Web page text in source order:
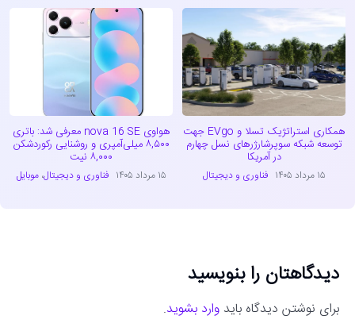
همکاری استراتژیک تسلا و EVgo جهت
توسعه شبکه سوپرشارژرهای نسل چهارم
در آمریکا
۱۵ مرداد ۱۴۰۵ فناوری و دیجیتال
هواوی nova 16 SE معرفی شد: باتری
۸,۵۰۰ میلی‌آمپری و روشنایی رکوردشکن
۸,۰۰۰ نیت
۱۵ مرداد ۱۴۰۵ فناوری و دیجیتال،موبایل
دیدگاهتان را بنویسید
برای نوشتن دیدگاه باید وارد بشوید.